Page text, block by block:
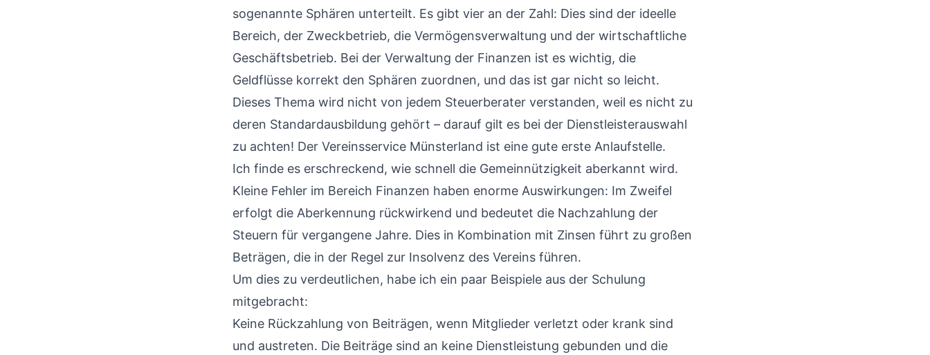
sogenannte Sphären unterteilt. Es gibt vier an der Zahl: Dies sind der ideelle
Bereich, der Zweckbetrieb, die Vermögensverwaltung und der wirtschaftliche
Geschäftsbetrieb. Bei der Verwaltung der Finanzen ist es wichtig, die
Geldflüsse korrekt den Sphären zuordnen, und das ist gar nicht so leicht.
Dieses Thema wird nicht von jedem Steuerberater verstanden, weil es nicht zu
deren Standardausbildung gehört – darauf gilt es bei der Dienstleisterauswahl
zu achten! Der Vereinsservice Münsterland ist eine gute erste Anlaufstelle.
Ich finde es erschreckend, wie schnell die Gemeinnützigkeit aberkannt wird.
Kleine Fehler im Bereich Finanzen haben enorme Auswirkungen: Im Zweifel
erfolgt die Aberkennung rückwirkend und bedeutet die Nachzahlung der
Steuern für vergangene Jahre. Dies in Kombination mit Zinsen führt zu großen
Beträgen, die in der Regel zur Insolvenz des Vereins führen.
Um dies zu verdeutlichen, habe ich ein paar Beispiele aus der Schulung
mitgebracht:
Keine Rückzahlung von Beiträgen, wenn Mitglieder verletzt oder krank sind
und austreten. Die Beiträge sind an keine Dienstleistung gebunden und die